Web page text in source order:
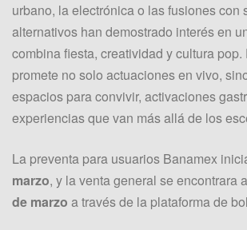
urbano, la electrónica o las fusiones con
alternativos han demostrado interés en
combina fiesta, creatividad y cultura pop.
promete no solo actuaciones en vivo,
espacios para convivir, activaciones
experiencias que van más allá de los
La preventa para usuarios Banamex
marzo, y la venta general se encontrara
de marzo a través de la plataforma de